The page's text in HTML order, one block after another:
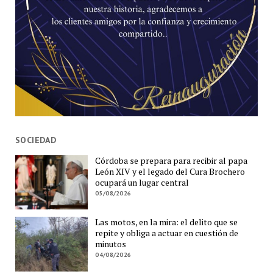
SOCIEDAD
Córdoba se prepara para recibir al papa
León XIV y el legado del Cura Brochero
ocupará un lugar central
05/08/2026
Las motos, en la mira: el delito que se
repite y obliga a actuar en cuestión de
minutos
04/08/2026